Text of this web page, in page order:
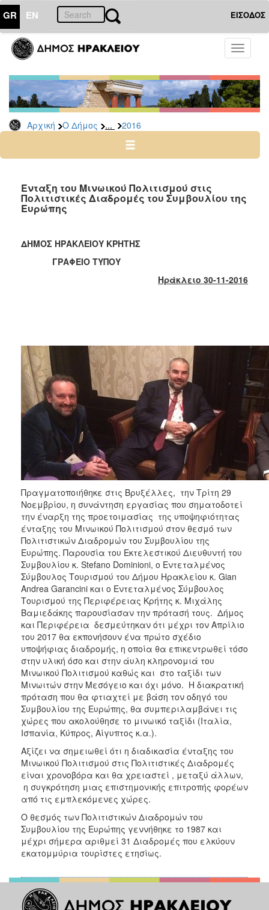
GR EN ΕΙΣΟΔΟΣ
Toggle
Αρχική Ο Δήμος ... 2016
ΔΗΜΟΣ
Δελτία
Τύπου
Αρχείο
2026
2024
2022
2021
2013
2012
2011
2010
2006
ΤΟΠΟΣ
ΠΟΛΙΤΙΣΜΟΣ
ΑΝΘΕΚΤΙΚΗ
ΠΟΛΗ
Ένταξη του Μινωικού Πολιτισμού στις
Πολιτιστικές Διαδρομές του Συμβουλίου της
Ευρώπης
ΔΗΜΟΣ ΗΡΑΚΛΕΙΟΥ ΚΡΗΤΗΣ
ΓΡΑΦΕΙΟ ΤΥΠΟΥ
Ηράκλειο 30-11-2016
Πραγματοποιήθηκε στις Βρυξέλλες, την Τρίτη 29
Νοεμβρίου, η συνάντηση εργασίας που σηματοδοτεί
την έναρξη της προετοιμασίας της υποψηφιότητας
ένταξης του Μινωικού Πολιτισμού στον θεσμό των
Πολιτιστικών Διαδρομών του Συμβουλίου της
Ευρώπης. Παρουσία του Εκτελεστικού Διευθυντή του
Συμβουλίου κ. Stefano Dominioni, ο Εντεταλμένος
Σύμβουλος Τουρισμού του Δήμου Ηρακλείου κ. Gian
Andrea Garancini και ο Εντεταλμένος Σύμβουλος
Τουρισμού της Περιφέρειας Κρήτης κ. Μιχάλης
Βαμιεδάκης παρουσίασαν την πρότασή τους. Δήμος
και Περιφέρεια δεσμεύτηκαν ότι μέχρι τον Απρίλιο
του 2017 θα εκπονήσουν ένα πρώτο σχέδιο
υποψήφιας διαδρομής, η οποία θα επικεντρωθεί τόσο
στην υλική όσο και στην άυλη κληρονομιά του
Μινωικού Πολιτισμού καθώς και στο ταξίδι των
Μινωιτών στην Μεσόγειο και όχι μόνο. Η διακρατική
πρόταση που θα φτιαχτεί με βάση τον οδηγό του
Συμβουλίου της Ευρώπης, θα συμπεριλαμβάνει τις
χώρες που ακολούθησε το μινωικό ταξίδι (Ιταλία,
Ισπανία, Κύπρος, Αίγυπτος κ.α.).
Αξίζει να σημειωθεί ότι η διαδικασία ένταξης του
Μινωικού Πολιτισμού στις Πολιτιστικές Διαδρομές
είναι χρονοβόρα και θα χρειαστεί , μεταξύ άλλων,
η συγκρότηση μιας επιστημονικής επιτροπής φορέων
από τις εμπλεκόμενες χώρες.
Ο θεσμός των Πολιτιστικών Διαδρομών του
Συμβουλίου της Ευρώπης γεννήθηκε το 1987 και
μέχρι σήμερα αριθμεί 31 Διαδρομές που ελκύουν
εκατομμύρια τουρίστες ετησίως.